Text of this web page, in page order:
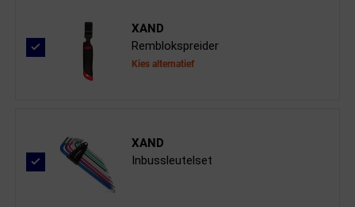
XAND
Remblokspreider
Kies alternatief
XAND
Inbussleutelset